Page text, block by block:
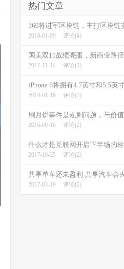
热门文章
360将进军区块链，主打区块链
2018-01-09 评论(4)
国美双11战绩亮眼，新商业路
2017-11-14 评论(3)
iPhone 6将拥有4.7英寸和5.5英
2014-01-16 评论(2)
刷月饼事件是规则问题，与价
2016-09-16 评论(2)
什么才是互联网开启下半场的标
2017-10-25 评论(2)
共享单车还未盈利 共享汽车会
2017-03-19 评论(2)